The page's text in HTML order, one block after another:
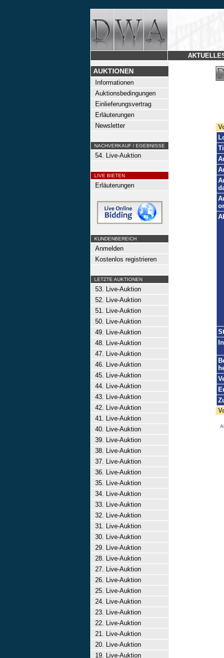
AUKTIONEN
Informationen
Auktionsbedingungen
Einlieferungsvertrag
Erläuterungen
Newsletter
NACHVERKAUF / EGEBNISSE
54. Live-Auktion
LIVE BIETEN
Erläuterungen
KUNDENBEREICH
Anmelden
Kostenlos registrieren
LETZTE AUKTIONEN
53. Live-Auktion
52. Live-Auktion
51. Live-Auktion
50. Live-Auktion
49. Live-Auktion
48. Live-Auktion
47. Live-Auktion
46. Live-Auktion
45. Live-Auktion
44. Live-Auktion
43. Live-Auktion
42. Live-Auktion
41. Live-Auktion
40. Live-Auktion
39. Live-Auktion
38. Live-Auktion
37. Live-Auktion
36. Live-Auktion
35. Live-Auktion
34. Live-Auktion
33. Live-Auktion
32. Live-Auktion
31. Live-Auktion
30. Live-Auktion
29. Live-Auktion
28. Live-Auktion
27. Live-Auktion
26. Live-Auktion
25. Live-Auktion
24. Live-Auktion
23. Live-Auktion
22. Live-Auktion
21. Live-Auktion
20. Live-Auktion
19. Live-Auktion